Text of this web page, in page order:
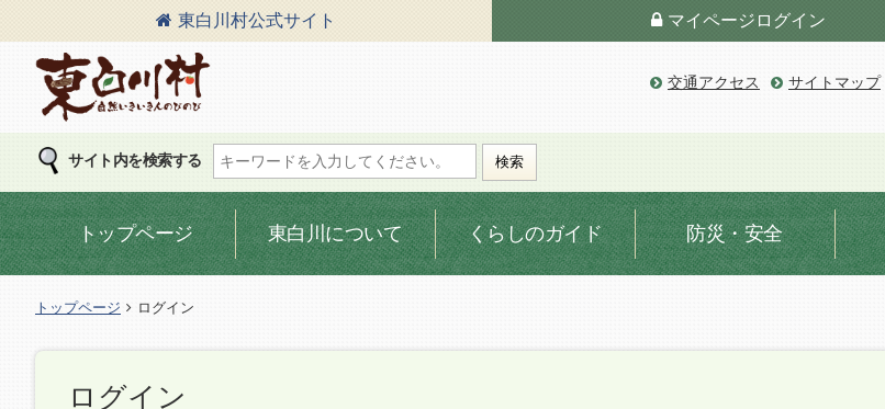
東白川村公式サイト マイページ ログイン
東白川村の公式サイト
交通アクセス サイトマップ
サイト内を検索する
トップページ 東白川について くらしのガイド 防災・安全
トップページ ログイン
ログイン